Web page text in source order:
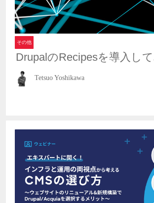
その他
DrupalのRecipesを導入して
Tetsuo Yoshikawa